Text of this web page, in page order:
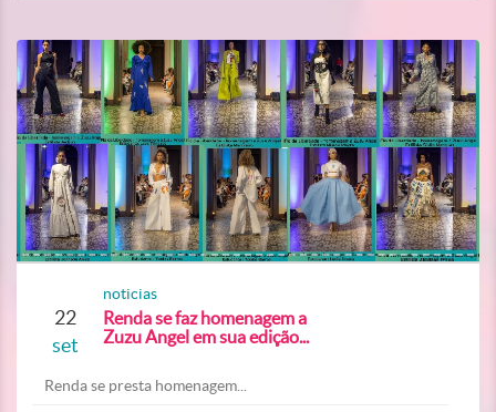
22
set
noticias
Renda se faz homenagem a
Zuzu Angel em sua edição...
Renda se presta homenagem...